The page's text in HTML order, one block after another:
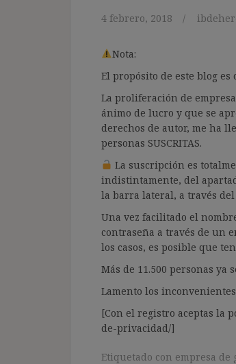
4 febrero, 2018
Nota:
El propósito de este blog
La proliferación de
ánimo de lucro y que se
derechos de autor, me ha
personas SUSCRITAS.
La suscripción es
indistintamente, del
la barra lateral, a través del
Una vez facilitado el
contraseña a través de un
los casos, es posible que
Más de 11.500 personas ya
Lamento los
[Con el registro aceptas la
de-privacidad/]
Etiquetado con empresa de